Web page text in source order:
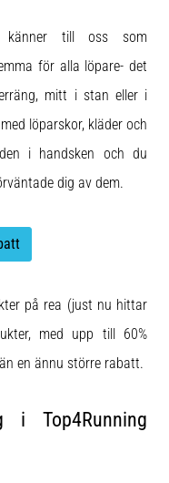
känner till oss som
för alla löpare- det
mitt i stan eller i
löparskor, kläder och
i handsken och du
dig av dem.
på rea (just nu hittar
med upp till 60%
en ännu större rabatt.
Top4Running